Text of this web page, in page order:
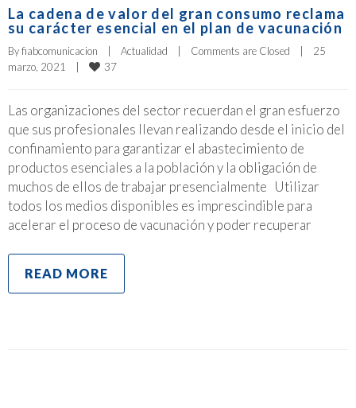
La cadena de valor del gran consumo reclama
su carácter esencial en el plan de vacunación
By fiabcomunicacion Actualidad Comments are Closed
25
marzo, 2021
37
Las organizaciones del sector recuerdan el gran esfuerzo
que sus profesionales llevan realizando desde el inicio del
confinamiento para garantizar el abastecimiento de
productos esenciales a la población y la obligación de
muchos de ellos de trabajar presencialmente Utilizar
todos los medios disponibles es imprescindible para
acelerar el proceso de vacunación y poder recuperar
READ MORE